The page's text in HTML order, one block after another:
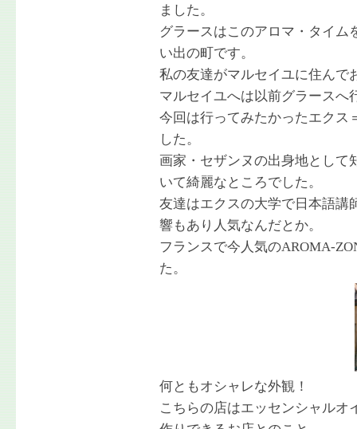
ました。
グラースはこのアロマ・タイム
い出の町です。
私の友達がマルセイユに住んで
マルセイユへは以前グラースへ
今回は行ってみたかったエクス
した。
画家・セザンヌの出身地として
いて綺麗なところでした。
友達はエクスの大学で日本語講
響もあり人気なんだとか。
フランスで今人気のAROMA-
た。
何ともオシャレな外観！
こちらの店はエッセンシャルオ